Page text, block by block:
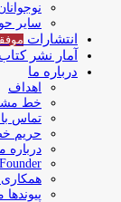
سایر
انتشارات
آمار نشر کتاب
درباره ما
اهداف
خط
تماس با
حریم
همکاری